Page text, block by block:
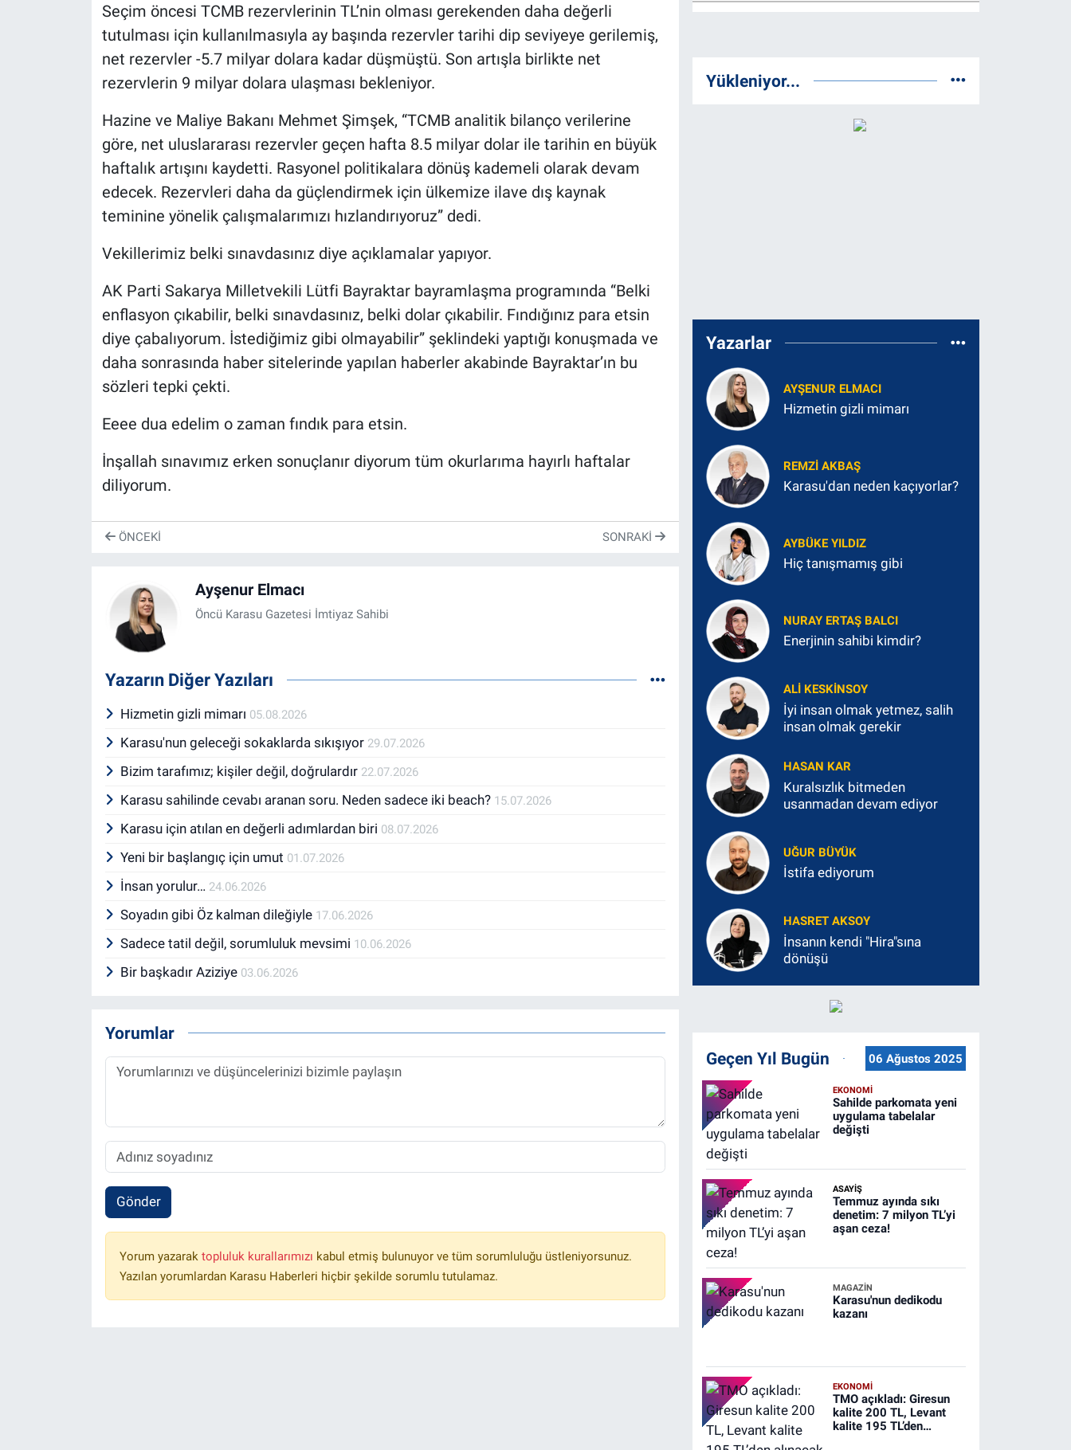
Seçim öncesi TCMB rezervlerinin TL’nin olması gerekenden daha değerli
tutulması için kullanılmasıyla ay başında rezervler tarihi dip seviyeye gerilemiş,
net rezervler -5.7 milyar dolara kadar düşmüştü. Son artışla birlikte net
rezervlerin 9 milyar dolara ulaşması bekleniyor.
Hazine ve Maliye Bakanı Mehmet Şimşek, “TCMB analitik bilanço verilerine
göre, net uluslararası rezervler geçen hafta 8.5 milyar dolar ile tarihin en büyük
haftalık artışını kaydetti. Rasyonel politikalara dönüş kademeli olarak devam
edecek. Rezervleri daha da güçlendirmek için ülkemize ilave dış kaynak
teminine yönelik çalışmalarımızı hızlandırıyoruz” dedi.
Vekillerimiz belki sınavdasınız diye açıklamalar yapıyor.
AK Parti Sakarya Milletvekili Lütfi Bayraktar bayramlaşma programında “Belki
enflasyon çıkabilir, belki sınavdasınız, belki dolar çıkabilir. Fındığınız para etsin
diye çabalıyorum. İstediğimiz gibi olmayabilir” şeklindeki yaptığı konuşmada ve
daha sonrasında haber sitelerinde yapılan haberler akabinde Bayraktar’ın bu
sözleri tepki çekti.
Eeee dua edelim o zaman fındık para etsin.
İnşallah sınavımız erken sonuçlanır diyorum tüm okurlarıma hayırlı haftalar
diliyorum.
ÖNCEKI SONRAKI
Ayşenur Elmacı
Öncü Karasu Gazetesi İmtiyaz Sahibi
Yazarın Diğer Yazıları
Hizmetin gizli mimarı 05.08.2026
Karasu'nun geleceği sokaklarda sıkışıyor 29.07.2026
Bizim tarafımız; kişiler değil, doğrulardır 22.07.2026
Karasu sahilinde cevabı aranan soru. Neden sadece iki beach? 15.07.2026
Karasu için atılan en değerli adımlardan biri 08.07.2026
Yeni bir başlangıç için umut 01.07.2026
İnsan yorulur… 24.06.2026
Soyadın gibi Öz kalman dileğiyle 17.06.2026
Sadece tatil değil, sorumluluk mevsimi 10.06.2026
Bir başkadır Aziziye 03.06.2026
Yorumlar
Gönder
Yorum yazarak topluluk kurallarımızı kabul etmiş bulunuyor ve tüm sorumluluğu üstleniyorsunuz.
Yazılan yorumlardan Karasu Haberleri hiçbir şekilde sorumlu tutulamaz.
Yükleniyor...
Yazarlar
AYŞENUR ELMACI
Hizmetin gizli mimarı
REMZI AKBAŞ
Karasu'dan neden kaçıyorlar?
AYBÜKE YILDIZ
Hiç tanışmamış gibi
NURAY ERTAŞ BALCI
Enerjinin sahibi kimdir?
ALI KESKINSOY
İyi insan olmak yetmez, salih
insan olmak gerekir
HASAN KAR
Kuralsızlık bitmeden
usanmadan devam ediyor
UĞUR BÜYÜK
İstifa ediyorum
HASRET AKSOY
İnsanın kendi "Hira"sına
dönüşü
Geçen Yıl Bugün 06 Ağustos 2025
EKONOMİ
Sahilde parkomata yeni
uygulama tabelalar
değişti
ASAYİŞ
Temmuz ayında sıkı
denetim: 7 milyon TL’yi
aşan ceza!
MAGAZİN
Karasu'nun dedikodu
kazanı
EKONOMİ
TMO açıkladı: Giresun
kalite 200 TL, Levant
kalite 195 TL’den